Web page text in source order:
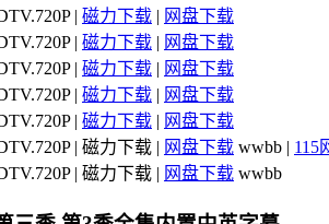
| 磁力下载 | 网盘下载
| 磁力下载 | 网盘下载
| 磁力下载 | 网盘下载
| 磁力下载 | 网盘下载
| 磁力下载 | 网盘下载
| 磁力下载 | 网盘下载 wwbb | 115
| 磁力下载 | 网盘下载 wwbb